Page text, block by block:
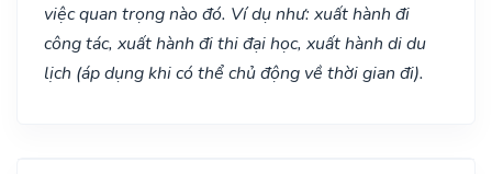
việc quan trọng nào đó. Ví dụ như: xuất hành đi
công tác, xuất hành đi thi đại học, xuất hành di du
lịch (áp dụng khi có thể chủ động về thời gian đi).